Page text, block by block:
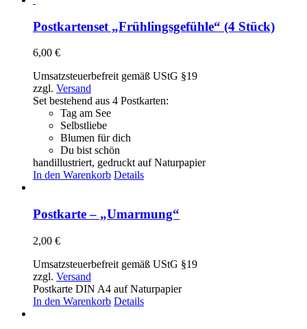
Postkartenset „Frühlingsgefühle“ (4 Stück)
6,00 €
Umsatzsteuerbefreit gemäß UStG §19
zzgl. Versand
Set bestehend aus 4 Postkarten:
Tag am See
Selbstliebe
Blumen für dich
Du bist schön
handillustriert, gedruckt auf Naturpapier
In den Warenkorb Details
Postkarte – „Umarmung“
2,00 €
Umsatzsteuerbefreit gemäß UStG §19
zzgl. Versand
Postkarte DIN A4 auf Naturpapier
In den Warenkorb Details